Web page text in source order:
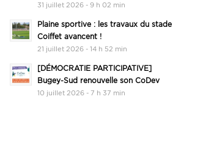
31 juillet 2026 - 9 h 02 min
Plaine sportive : les travaux du stade
Coiffet avancent !
21 juillet 2026 - 14 h 52 min
[DÉMOCRATIE PARTICIPATIVE]
Bugey-Sud renouvelle son CoDev
10 juillet 2026 - 7 h 37 min